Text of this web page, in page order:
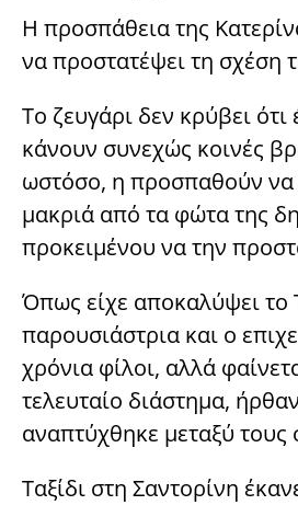
Η προσπάθεια της
να προστατέψει τη σχέση
Το ζευγάρι δεν κρύβει
κάνουν συνεχώς κοινές
ωστόσο, η προσπαθούν να
μακριά από τα φώτα της
προκειμένου να την
Όπως είχε αποκαλύψει το
παρουσιάστρια και ο
χρόνια φίλοι, αλλά
τελευταίο διάστημα,
αναπτύχθηκε μεταξύ τους
Ταξίδι στη Σαντορίνη